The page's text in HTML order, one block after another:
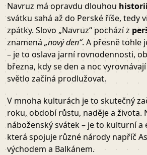
Navruz má opravdu dlouhou historii
svátku sahá až do Perské říše, tedy
zpátky. Slovo „Navruz“ pochází z
znamená „nový den“. A přesně tohle
– je to oslava jarní rovnodennosti,
března, kdy se den a noc
světlo začíná prodlužovat.
V mnoha kulturách je to skutečný
roku, období růstu, naděje a života.
náboženský svátek – je to kulturní a
která spojuje různé národy napříč
východem a Balkánem.